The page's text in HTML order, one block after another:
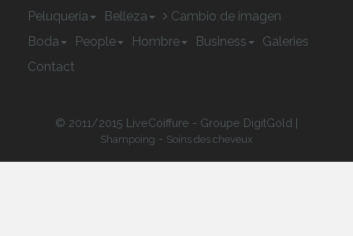
Peluquería Belleza
Cambio de imagen
Boda
People Hombre Business
Galeries
Contact
© 2011/2015 LiveCoiffure - Groupe DigitGold |
Shampoing - Soins des cheveux